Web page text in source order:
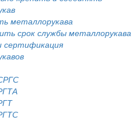
металлорукава
срок службы металлорукава
сертификация